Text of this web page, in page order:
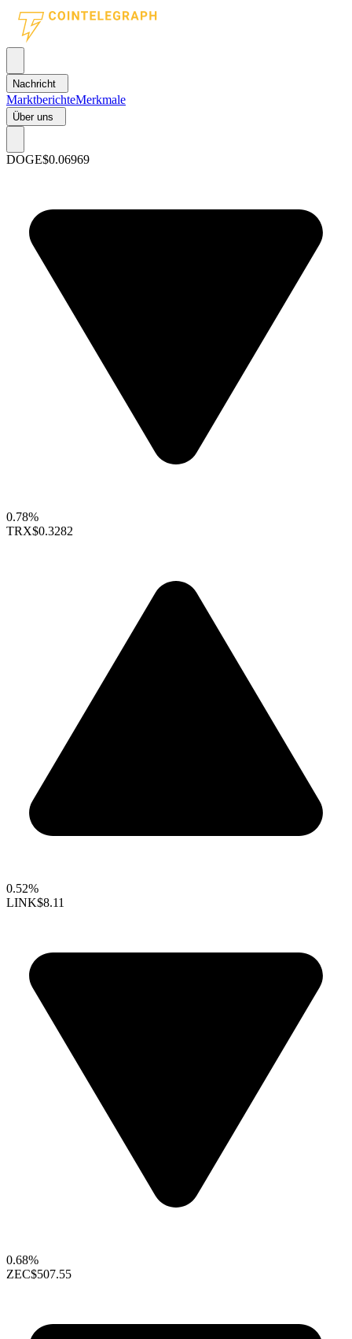
Nachricht
MarktberichteMerkmale
Über uns
DOGE$0.06969
0.78%
TRX$0.3282
0.52%
LINK$8.11
0.68%
ZEC$507.55